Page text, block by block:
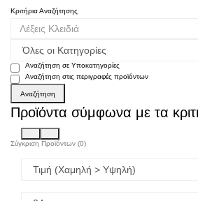
Κριτήρια Αναζήτησης
Αναζήτηση σε Υποκατηγορίες
Αναζήτηση στις περιγραφές προϊόντων
Προϊόντα σύμφωνα με τα
Σύγκριση Προϊόντων (0)